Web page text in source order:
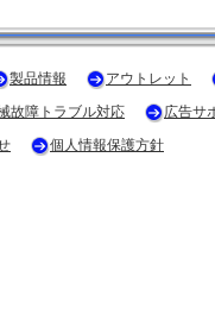
製品情報
アウトレット
故障トラブル対応
広告サ
個人情報保護方針